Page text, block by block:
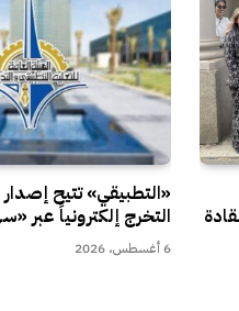
«التطبيقي» تتيح
التخرج إلكترونياً عبر
6 أغسطس، 2026